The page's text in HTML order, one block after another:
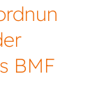
BMF